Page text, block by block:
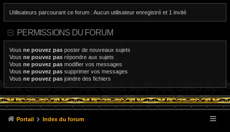
Utilisateurs parcourant ce forum : Aucun utilisateur enregistré et 1 invité
PERMISSIONS DU FORUM
Vous ne pouvez pas poster de nouveaux sujets
Vous ne pouvez pas répondre aux sujets
Vous ne pouvez pas modifier vos messages
Vous ne pouvez pas supprimer vos messages
Vous ne pouvez pas joindre des fichiers
Portail Index du forum